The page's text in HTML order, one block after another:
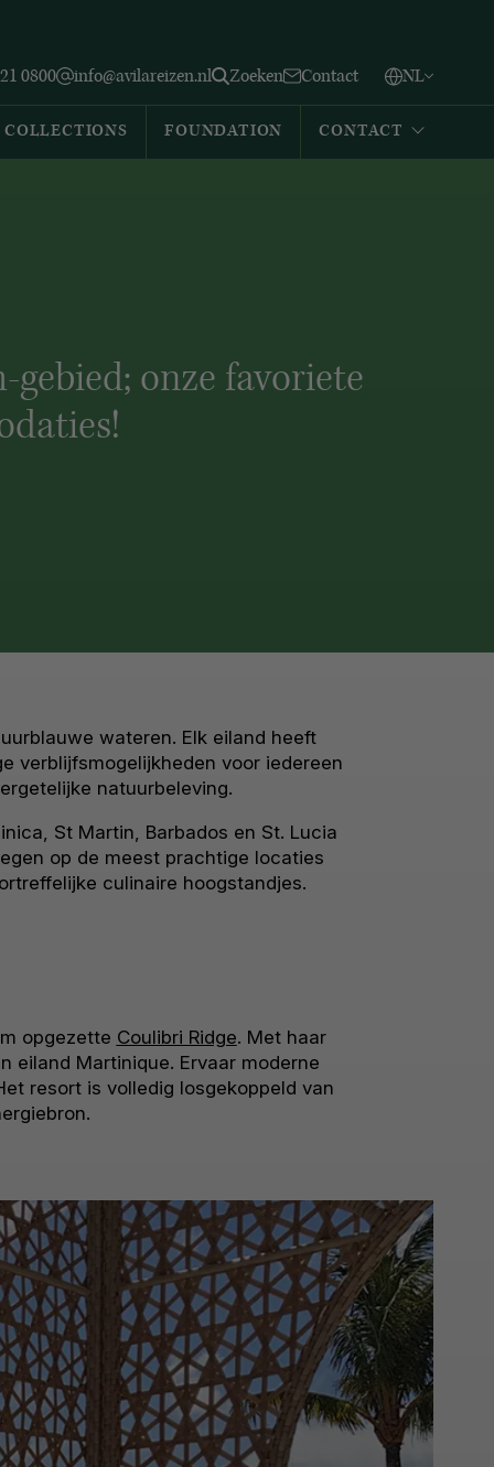
0800 info@avilareizen.nl Zoeken Contact NL
Español
COLLECTIONS FOUNDATION CONTACT
gebied; onze favoriete
wateren. Elk eiland heeft
verblijfsmogelijkheden voor iedereen
natuurbeleving.
St Martin, Barbados en St. Lucia
op de meest prachtige locaties
culinaire hoogstandjes.
opgezette Coulibri Ridge. Met haar
eiland Martinique. Ervaar moderne
resort is volledig losgekoppeld van